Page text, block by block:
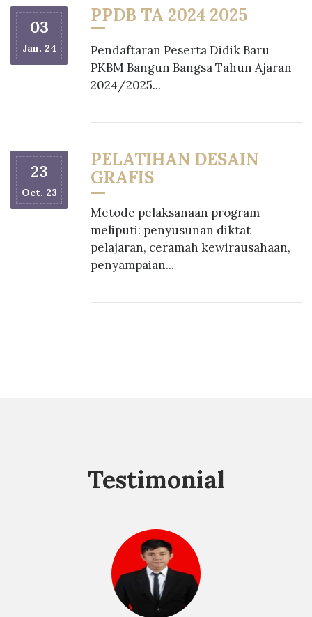
03
Jan. 24
PPDB TA 2024 2025
Pendaftaran Peserta Didik Baru
PKBM Bangun Bangsa Tahun Ajaran
2024/2025...
23
Oct. 23
PELATIHAN DESAIN
GRAFIS
Metode pelaksanaan program
meliputi: penyusunan diktat
pelajaran, ceramah kewirausahaan,
penyampaian...
Testimonial